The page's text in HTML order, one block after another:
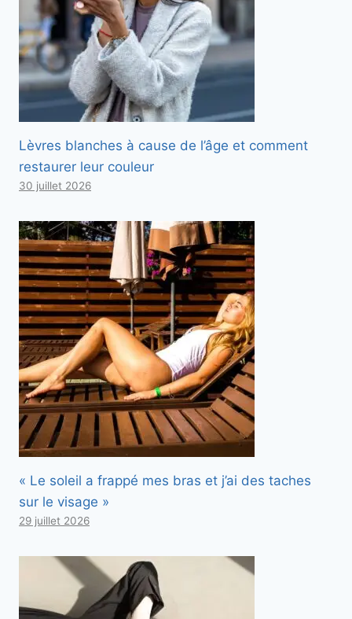
Lèvres blanches à cause de l’âge et comment
restaurer leur couleur
30 juillet 2026
« Le soleil a frappé mes bras et j’ai des taches
sur le visage »
29 juillet 2026